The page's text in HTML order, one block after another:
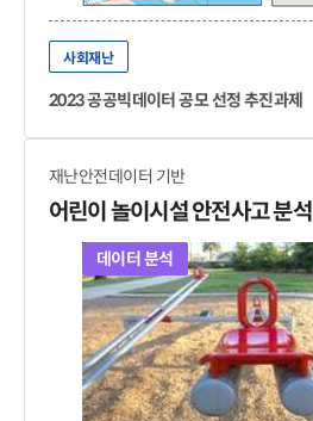
사회재난
2023 공공빅데이터 공모 선정 추진과제
재난안전데이터 기반
어린이 놀이시설 안전사고 분석
데이터 분석